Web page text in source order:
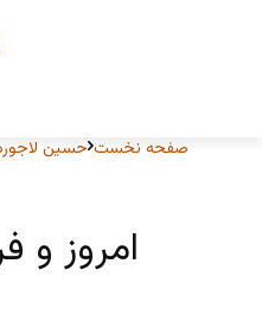
صفحه نخست حسین
امروز و